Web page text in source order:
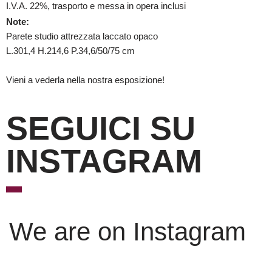
I.V.A. 22%, trasporto e messa in opera inclusi
Note:
Parete studio attrezzata laccato opaco
L.301,4 H.214,6 P.34,6/50/75 cm
Vieni a vederla nella nostra esposizione!
SEGUICI SU
INSTAGRAM
We are on Instagram